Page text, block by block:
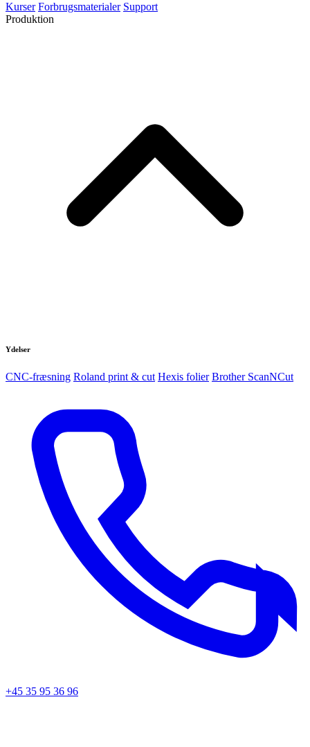
Kurser Forbrugsmaterialer Support
Produktion
Ydelser
CNC-fræsning Roland print & cut Hexis folier Brother ScanNCut
+45 35 95 36 96